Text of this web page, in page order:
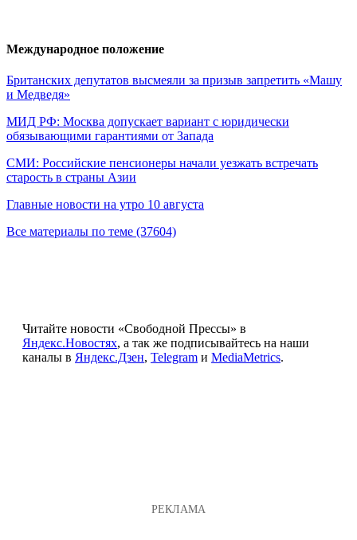
Международное положение
Британских депутатов высмеяли за призыв запретить «Машу
и Медведя»
МИД РФ: Москва допускает вариант с юридически
обязывающими гарантиями от Запада
СМИ: Российские пенсионеры начали уезжать встречать
старость в страны Азии
Главные новости на утро 10 августа
Все материалы по теме (37604)
Читайте новости «Свободной Прессы» в
Яндекс.Новостях, а так же подписывайтесь на наши
каналы в Яндекс.Дзен, Telegram и MediaMetrics.